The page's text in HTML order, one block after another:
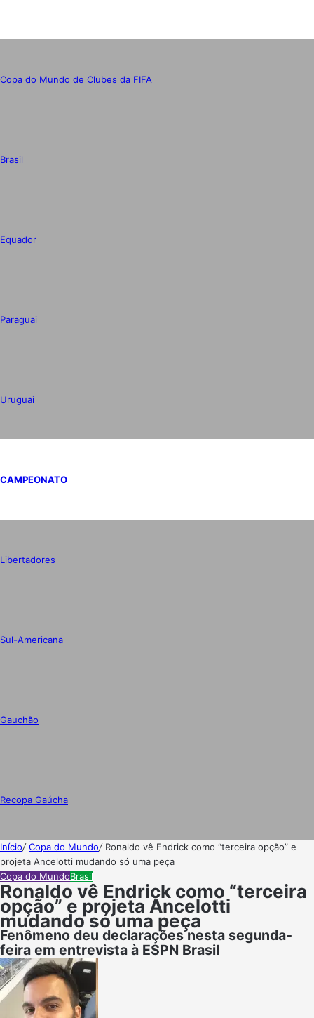
Copa do Mundo de Clubes da FIFA
Brasil
Equador
Paraguai
Uruguai
CAMPEONATO
Libertadores
Sul-Americana
Gauchão
Recopa Gaúcha
Início/Copa do Mundo/ Ronaldo vê Endrick como “terceira opção” e
projeta Ancelotti mudando só uma peça
Copa do MundoBrasil
Ronaldo vê Endrick como “terceira
opção” e projeta Ancelotti
mudando só uma peça
Fenômeno deu declarações nesta segunda-
feira em entrevista à ESPN Brasil